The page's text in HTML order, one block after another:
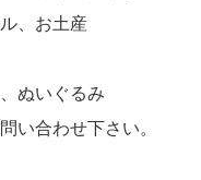
、お土産
ぬいぐるみ
い合わせ下さい。